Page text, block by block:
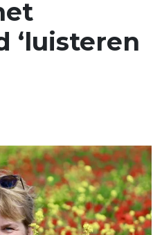
‘luisteren